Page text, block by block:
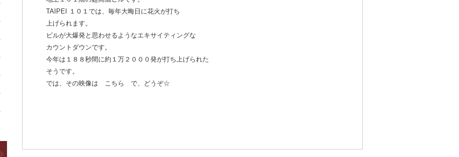
TAIPEI １０１では、毎年大晦日に花火が打ち
上げられます。
ビルが大爆発と思わせるようなエキサイティングな
カウントダウンです。
今年は１８８秒間に約１万２０００発が打ち上げられた
そうです。
では、その映像は こちら で、どうぞ☆